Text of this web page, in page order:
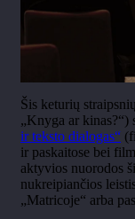
Šis keturių
„Knyga ar kinas?“)
ir teksto dialogas“
ir paskaitose bei
aktyvios nuorodos
nukreipiančios
„Matricoje“ arba